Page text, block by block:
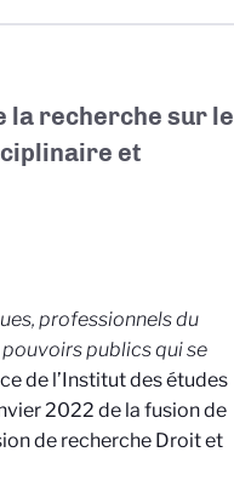
la recherche sur le
et
professionnels du
publics qui se
de l’Institut des études
2022 de la fusion de
de recherche Droit et